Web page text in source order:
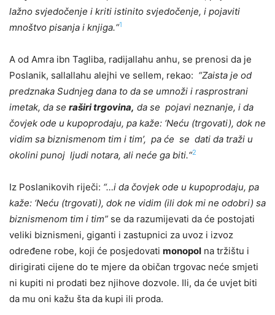
lažno svjedočenje i kriti istinito svjedočenje, i pojaviti
mnoštvo pisanja i knjiga.“1
A od Amra ibn Tagliba, radijallahu anhu, se prenosi da je
Poslanik, sallallahu alejhi ve sellem, rekao: “Zaista je od
predznaka Sudnjeg dana to da se umnoži i rasprostrani
imetak, da se raširi trgovina, da se pojavi neznanje, i da
čovjek ode u kupoprodaju, pa kaže: ‘Neću (trgovati), dok ne
vidim sa biznismenom tim i tim’, pa će se dati da traži u
okolini punoj ljudi notara, ali neće ga biti.“2
Iz Poslanikovih riječi: “…i da čovjek ode u kupoprodaju, pa
kaže: ‘Neću (trgovati), dok ne vidim (ili dok mi ne odobri) sa
biznismenom tim i tim” se da razumijevati da će postojati
veliki biznismeni, giganti i zastupnici za uvoz i izvoz
određene robe, koji će posjedovati monopol na tržištu i
dirigirati cijene do te mjere da običan trgovac neće smjeti
ni kupiti ni prodati bez njihove dozvole. Ili, da će uvjet biti
da mu oni kažu šta da kupi ili proda.